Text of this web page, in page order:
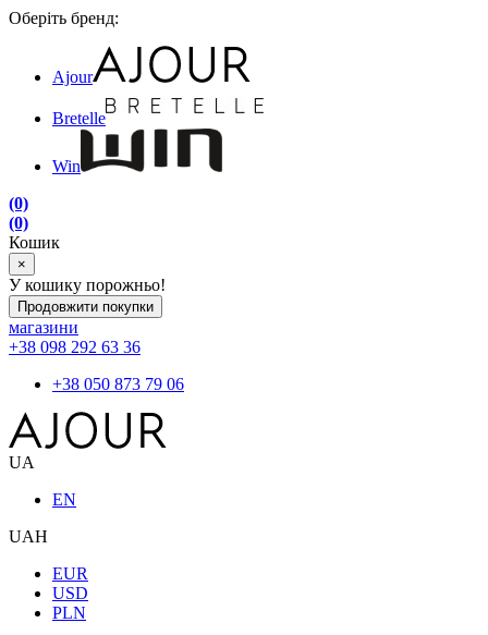
Оберіть бренд:
Ajour
Bretelle
Win
(0)
(0)
Кошик
×
У кошику порожньо!
Продовжити покупки
магазини
+38 098 292 63 36
+38 050 873 79 06
UA
EN
UAH
EUR
USD
PLN